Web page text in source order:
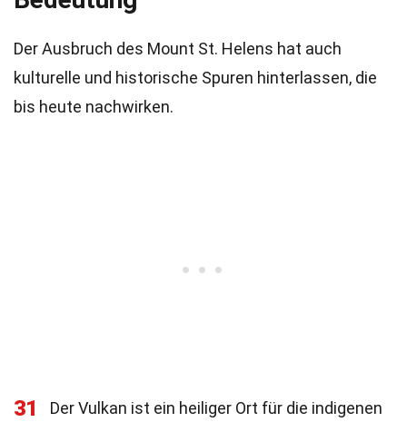
Der Ausbruch des Mount St. Helens hat auch
kulturelle und historische Spuren hinterlassen, die
bis heute nachwirken.
31
Der Vulkan ist ein heiliger Ort für die indigenen